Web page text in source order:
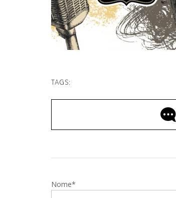
TAGS:
Nome*